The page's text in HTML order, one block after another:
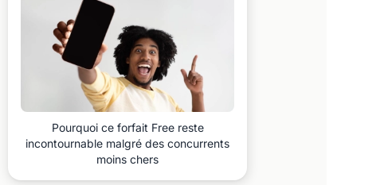
Pourquoi ce forfait Free reste
incontournable malgré des concurrents
moins chers